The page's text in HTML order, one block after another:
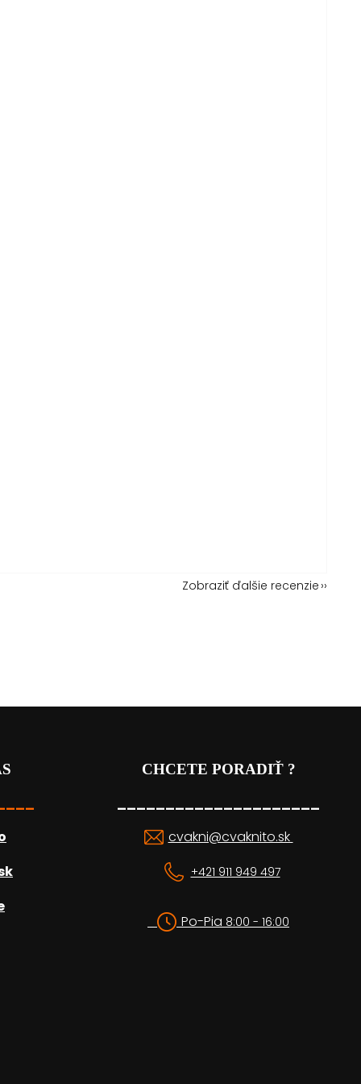
Zobraziť ďalšie recenzie
CHCETE PORADIŤ ?
_____________________
cvakni@cvaknito.sk
+421 911 949 497
Po-Pia 8:00 - 16:00